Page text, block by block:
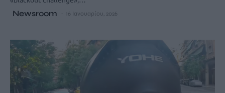
Newsroom 16 Ιανουαρίου, 2026